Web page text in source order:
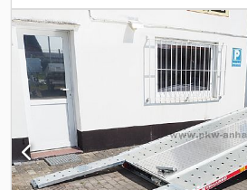
195/55R10C, Nagibni auto-prikolica
CAR KEEPER 4521S. Prikolica za
većinu putničkih vozila, čak i niža vozila
Chedpfx Alsud R Shj Aoa Standardna
automobila uključuje nagibnu funkciju
podizanje putem raspodele težine,
ušice, potporni točak, sajlu sa držačem,
uvlače ispod prikolice, varen i
prikolicu za prevoz automobila možete
podom. Pristupačnu dodatnu opremu